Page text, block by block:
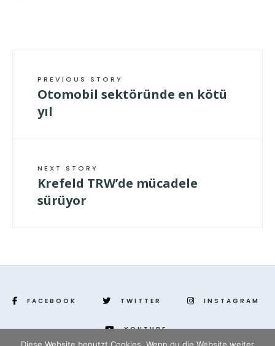
PREVIOUS STORY
Otomobil sektöründe en kötü
yıl
NEXT STORY
Krefeld TRW’de mücadele
sürüyor
FACEBOOK TWITTER INSTAGRAM
YOUTUBE